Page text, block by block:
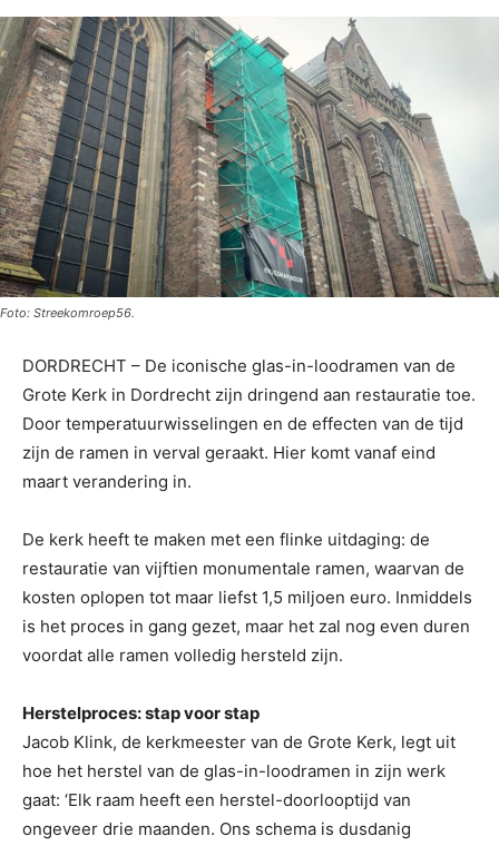
Foto: Streekomroep56.
DORDRECHT – De iconische glas-in-loodramen van de
Grote Kerk in Dordrecht zijn dringend aan restauratie toe.
Door temperatuurwisselingen en de effecten van de tijd
zijn de ramen in verval geraakt. Hier komt vanaf eind
maart verandering in.
De kerk heeft te maken met een flinke uitdaging: de
restauratie van vijftien monumentale ramen, waarvan de
kosten oplopen tot maar liefst 1,5 miljoen euro. Inmiddels
is het proces in gang gezet, maar het zal nog even duren
voordat alle ramen volledig hersteld zijn.
Herstelproces: stap voor stap
Jacob Klink, de kerkmeester van de Grote Kerk, legt uit
hoe het herstel van de glas-in-loodramen in zijn werk
gaat: ‘Elk raam heeft een herstel-doorlooptijd van
ongeveer drie maanden. Ons schema is dusdanig